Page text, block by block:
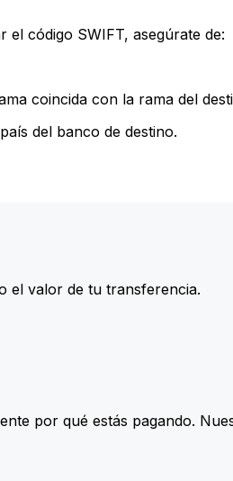
código SWIFT, asegúrate de:
coincida con la rama del
del banco de destino.
el valor de tu transferencia.
por qué estás pagando.